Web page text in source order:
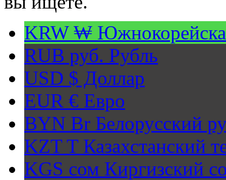
KRW ₩
RUB руб. Рубль
USD $ Доллар
EUR € Евро
BYN Br Белорусский
KZT TКазахстанский
KGS сом Киргизский